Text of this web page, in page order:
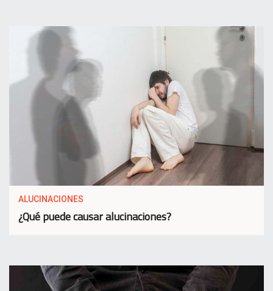
ALUCINACIONES
¿Qué puede causar alucinaciones?